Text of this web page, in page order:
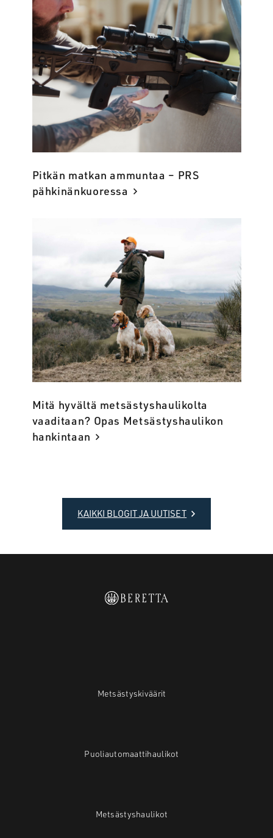
Pitkän matkan ammuntaa – PRS
pähkinänkuoressa
Mitä hyvältä metsästyshaulikolta
vaaditaan? Opas Metsästyshaulikon
hankintaan
KAIKKI BLOGIT JA UUTISET
Metsästyskiväärit
Puoliautomaattihaulikot
Metsästyshaulikot